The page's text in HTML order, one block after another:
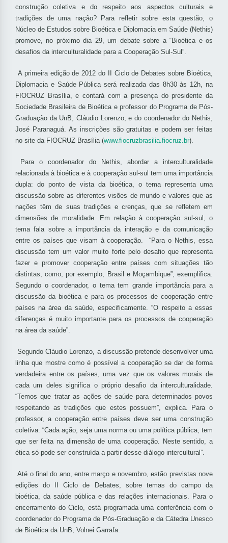
construção coletiva e do respeito aos aspectos culturais e
tradições de uma nação? Para refletir sobre esta questão, o
Núcleo de Estudos sobre Bioética e Diplomacia em Saúde (Nethis)
promove, no próximo dia 29, um debate sobre a “Bioética e os
desafios da interculturalidade para a Cooperação Sul-Sul”.
A primeira edição de 2012 do II Ciclo de Debates sobre Bioética,
Diplomacia e Saúde Pública será realizada das 8h30 às 12h, na
FIOCRUZ Brasília, e contará com a presença do presidente da
Sociedade Brasileira de Bioética e professor do Programa de Pós-
Graduação da UnB, Cláudio Lorenzo, e do coordenador do Nethis,
José Paranaguá. As inscrições são gratuitas e podem ser feitas
no site da FIOCRUZ Brasília (www.fiocruzbrasilia.fiocruz. br).
Para o coordenador do Nethis, abordar a interculturalidade
relacionada à bioética e à cooperação sul-sul tem uma importância
dupla: do ponto de vista da bioética, o tema representa uma
discussão sobre as diferentes visões de mundo e valores que as
nações têm de suas tradições e crenças, que se refletem em
dimensões de moralidade. Em relação à cooperação sul-sul, o
tema fala sobre a importância da interação e da comunicação
entre os países que visam à cooperação. “Para o Nethis, essa
discussão tem um valor muito forte pelo desafio que representa
fazer e promover cooperação entre países com situações tão
distintas, como, por exemplo, Brasil e Moçambique”, exemplifica.
Segundo o coordenador, o tema tem grande importância para a
discussão da bioética e para os processos de cooperação entre
países na área da saúde, especificamente. “O respeito a essas
diferenças é muito importante para os processos de cooperação
na área da saúde”.
Segundo Cláudio Lorenzo, a discussão pretende desenvolver uma
linha que mostre como é possível a cooperação se dar de forma
verdadeira entre os países, uma vez que os valores morais de
cada um deles significa o próprio desafio da interculturalidade.
“Temos que tratar as ações de saúde para determinados povos
respeitando as tradições que estes possuem”, explica. Para o
professor, a cooperação entre países deve ser uma construção
coletiva. “Cada ação, seja uma norma ou uma política pública, tem
que ser feita na dimensão de uma cooperação. Neste sentido, a
ética só pode ser construída a partir desse diálogo intercultural”.
Até o final do ano, entre março e novembro, estão previstas nove
edições do II Ciclo de Debates, sobre temas do campo da
bioética, da saúde pública e das relações internacionais. Para o
encerramento do Ciclo, está programada uma conferência com o
coordenador do Programa de Pós-Graduação e da Cátedra Unesco
de Bioética da UnB, Volnei Garrafa.